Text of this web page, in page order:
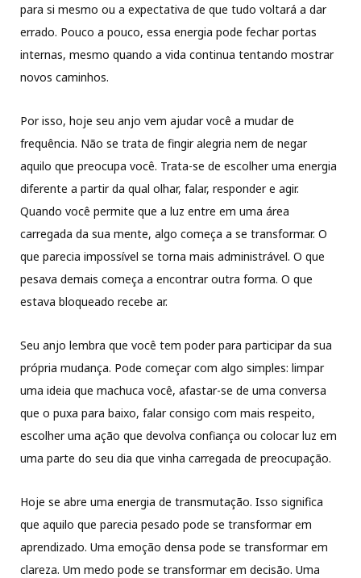
para si mesmo ou a expectativa de que tudo voltará a dar
errado. Pouco a pouco, essa energia pode fechar portas
internas, mesmo quando a vida continua tentando mostrar
novos caminhos.
Por isso, hoje seu anjo vem ajudar você a mudar de
frequência. Não se trata de fingir alegria nem de negar
aquilo que preocupa você. Trata-se de escolher uma energia
diferente a partir da qual olhar, falar, responder e agir.
Quando você permite que a luz entre em uma área
carregada da sua mente, algo começa a se transformar. O
que parecia impossível se torna mais administrável. O que
pesava demais começa a encontrar outra forma. O que
estava bloqueado recebe ar.
Seu anjo lembra que você tem poder para participar da sua
própria mudança. Pode começar com algo simples: limpar
uma ideia que machuca você, afastar-se de uma conversa
que o puxa para baixo, falar consigo com mais respeito,
escolher uma ação que devolva confiança ou colocar luz em
uma parte do seu dia que vinha carregada de preocupação.
Hoje se abre uma energia de transmutação. Isso significa
que aquilo que parecia pesado pode se transformar em
aprendizado. Uma emoção densa pode se transformar em
clareza. Um medo pode se transformar em decisão. Uma